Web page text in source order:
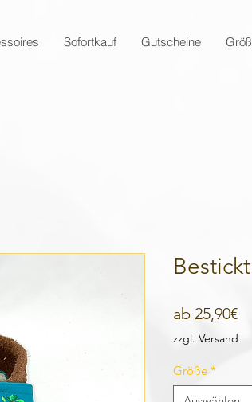
Sofortkauf Gutscheine
ab 25,90€
zzgl. Versand
Größe *